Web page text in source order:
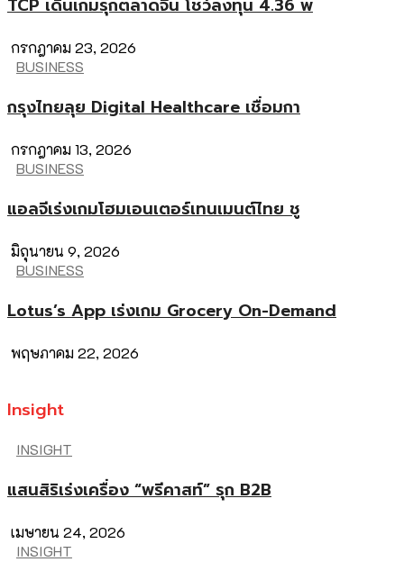
TCP เดินเกมรุกตลาดจีน โชว์ลงทุน 4.36 พ
กรกฎาคม 23, 2026
BUSINESS
กรุงไทยลุย Digital Healthcare เชื่อมกา
กรกฎาคม 13, 2026
BUSINESS
แอลจีเร่งเกมโฮมเอนเตอร์เทนเมนต์ไทย ชู
มิถุนายน 9, 2026
BUSINESS
Lotus’s App เร่งเกม Grocery On-Demand
พฤษภาคม 22, 2026
Insight
INSIGHT
แสนสิริเร่งเครื่อง “พรีคาสท์” รุก B2B
เมษายน 24, 2026
INSIGHT